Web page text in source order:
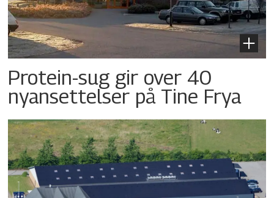
Protein-sug gir over 40
nyansettelser på Tine Frya